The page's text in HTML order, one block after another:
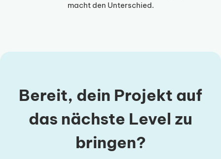
macht den Unterschied.
Bereit, dein Projekt auf
das nächste Level zu
bringen?